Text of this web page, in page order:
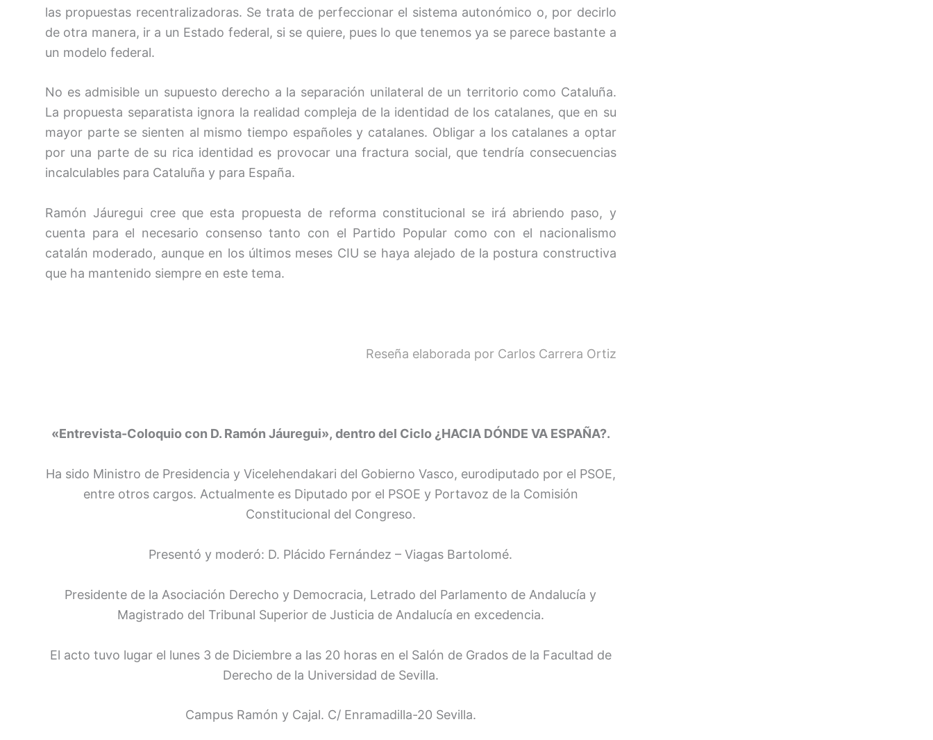
las propuestas recentralizadoras. Se trata de perfeccionar el sistema autonómico o, por decirlo
de otra manera, ir a un Estado federal, si se quiere, pues lo que tenemos ya se parece bastante a
un modelo federal.
No es admisible un supuesto derecho a la separación unilateral de un territorio como Cataluña.
La propuesta separatista ignora la realidad compleja de la identidad de los catalanes, que en su
mayor parte se sienten al mismo tiempo españoles y catalanes. Obligar a los catalanes a optar
por una parte de su rica identidad es provocar una fractura social, que tendría consecuencias
incalculables para Cataluña y para España.
Ramón Jáuregui cree que esta propuesta de reforma constitucional se irá abriendo paso, y
cuenta para el necesario consenso tanto con el Partido Popular como con el nacionalismo
catalán moderado, aunque en los últimos meses CIU se haya alejado de la postura constructiva
que ha mantenido siempre en este tema.
Reseña elaborada por Carlos Carrera Ortiz
«Entrevista-Coloquio con D. Ramón Jáuregui», dentro del Ciclo ¿HACIA DÓNDE VA ESPAÑA?.
Ha sido Ministro de Presidencia y Vicelehendakari del Gobierno Vasco, eurodiputado por el PSOE,
entre otros cargos. Actualmente es Diputado por el PSOE y Portavoz de la Comisión
Constitucional del Congreso.
Presentó y moderó: D. Plácido Fernández – Viagas Bartolomé.
Presidente de la Asociación Derecho y Democracia, Letrado del Parlamento de Andalucía y
Magistrado del Tribunal Superior de Justicia de Andalucía en excedencia.
El acto tuvo lugar el lunes 3 de Diciembre a las 20 horas en el Salón de Grados de la Facultad de
Derecho de la Universidad de Sevilla.
Campus Ramón y Cajal. C/ Enramadilla-20 Sevilla.